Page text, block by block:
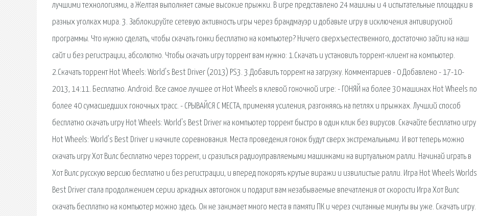
лучшими технологиями, а Желтая выполняет самые высокие прыжки. В игре представлено 24 машины и 4 испытательные площадки в
разных уголках мира. 3. Заблокируйте сетевую активность игры через брандмауэр и добавьте игру в исключения антивирусной
программы. Что нужно сделать, чтобы скачать гонки бесплатно на компьютер? Ничего сверхъестественного, достаточно зайти на наш
сайт и без регистрации, абсолютно. Чтобы скачать игру торрент вам нужно: 1.Скачать и установить торрент-клиент на компьютер.
2.Скачать торрент Hot Wheels: World's Best Driver (2013) PS3. 3.Добавить торрент на загрузку. Комментариев - 0 Добавлено - 17-10-
2013, 14:11. Бесплатно. Android. Все самое лучшее от Hot Wheels в клевой гоночной игре: - ГОНЯЙ на более 30 машинах Hot Wheels по
более 40 сумасшедших гоночных трасс. - СРЫВАЙСЯ С МЕСТА, применяя усиления, разгоняясь на петлях и прыжках. Лучший способ
бесплатно скачать игру Hot Wheels: World's Best Driver на компьютер торрент быстро в один клик без вирусов. Скачайте бесплатно игру
Hot Wheels: World's Best Driver и начните соревнования. Места проведения гонок будут сверх экстремальными. И вот теперь можно
скачать игру Хот Вилс бесплатно через торрент, и сразиться радиоуправляемыми машинками на виртуальном ралли. Начинай играть в
Хот Вилс русскую версию бесплатно и без регистрации, и вперед покорять крутые виражи и извилистые ралли. Игра Hot Wheels Worlds
Best Driver стала продолжением серии аркадных автогонок и подарит вам незабываемые впечатления от скорости Игра Хот Вилс
скачать бесплатно на компьютер можно здесь. Он не занимает много места в памяти ПК и через считанные минуты вы уже. Скачать игру.